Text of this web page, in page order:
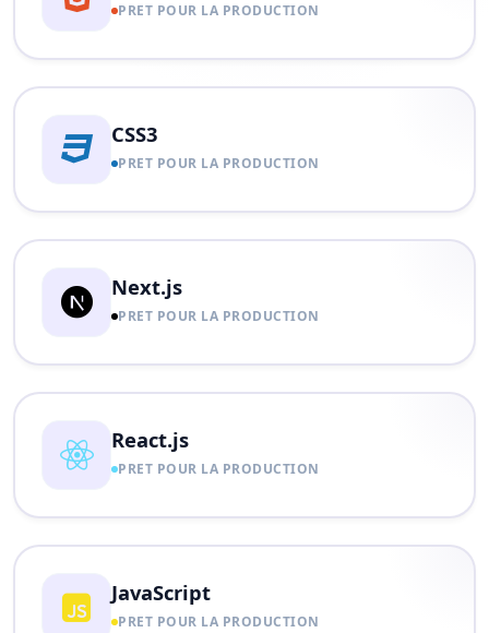
PRET POUR LA PRODUCTION
CSS3
PRET POUR LA PRODUCTION
Next.js
PRET POUR LA PRODUCTION
React.js
PRET POUR LA PRODUCTION
JavaScript
PRET POUR LA PRODUCTION